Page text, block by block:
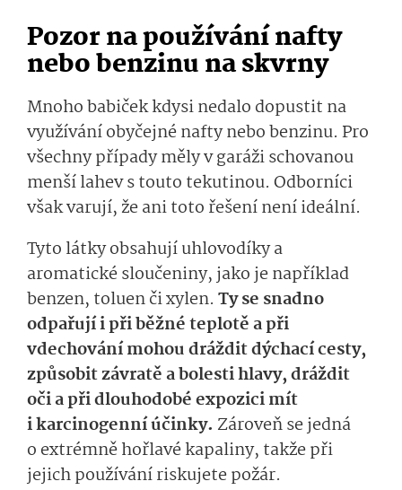
Pozor na používání nafty
nebo benzinu na skvrny
Mnoho babiček kdysi nedalo dopustit na
využívání obyčejné nafty nebo benzinu. Pro
všechny případy měly v garáži schovanou
menší lahev s touto tekutinou. Odborníci
však varují, že ani toto řešení není ideální.
Tyto látky obsahují uhlovodíky a
aromatické sloučeniny, jako je například
benzen, toluen či xylen. Ty se snadno
odpařují i při běžné teplotě a při
vdechování mohou dráždit dýchací cesty,
způsobit závratě a bolesti hlavy, dráždit
oči a při dlouhodobé expozici mít
i karcinogenní účinky. Zároveň se jedná
o extrémně hořlavé kapaliny, takže při
jejich používání riskujete požár.